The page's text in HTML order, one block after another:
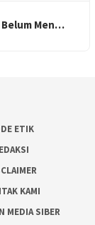
Belum Men…
ETIK
KAMI
MEDIA SIBER